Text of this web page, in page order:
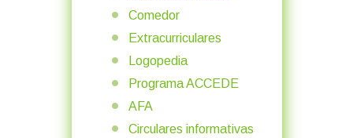
Comedor
Extracurriculares
Logopedia
Programa ACCEDE
AFA
Circulares informativas